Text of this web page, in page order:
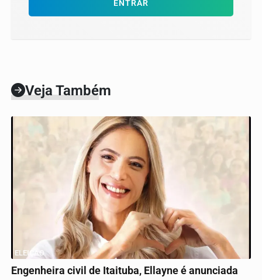
ENTRAR
Veja Também
ELEIÇÃO
Engenheira civil de Itaituba, Ellayne é anunciada